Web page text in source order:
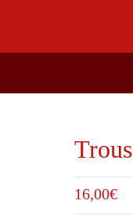
16,00€